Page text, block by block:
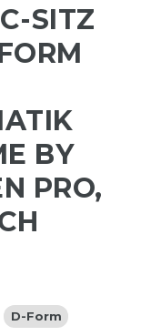
SITZ
(
U
BY S
V
O
D-Form